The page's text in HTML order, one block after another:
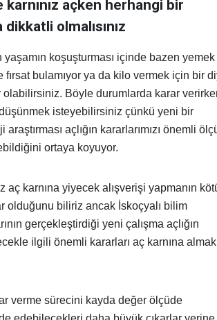
karnınız açken herhangi bir
olmalısınız
yaşamın koşuşturması içinde bazen yemek
fırsat bulamıyor ya da kilo vermek için bir
olabilirsiniz. Böyle durumlarda karar
isteyebilirsiniz çünkü yeni bir
araştırması açlığın kararlarımızı önemli
ortaya koyuyor.
aç karnına yiyecek alışverişi yapmanın
olduğunu biliriz ancak İskoçyalı bilim
gerçekleştirdiği yeni çalışma açlığın
ilgili önemli kararları aç karnına almak
verme sürecini kayda değer ölçüde